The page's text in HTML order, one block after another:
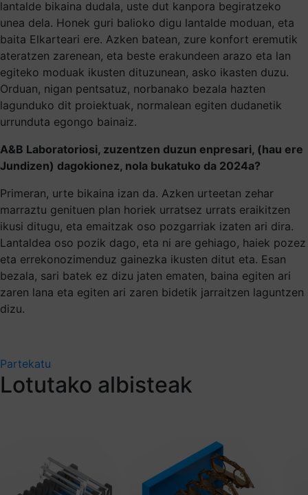
lantalde bikaina dudala, uste dut kanpora begiratzeko
unea dela. Honek guri balioko digu lantalde moduan, eta
baita Elkarteari ere. Azken batean, zure konfort eremutik
ateratzen zarenean, eta beste erakundeen arazo eta lan
egiteko moduak ikusten dituzunean, asko ikasten duzu.
Orduan, nigan pentsatuz, norbanako bezala hazten
lagunduko dit proiektuak, normalean egiten dudanetik
urrunduta egongo bainaiz.
A&B Laboratoriosi, zuzentzen duzun enpresari, (hau ere
Jundizen) dagokionez, nola bukatuko da 2024a?
Primeran, urte bikaina izan da. Azken urteetan zehar
marraztu genituen plan horiek urratsez urrats eraikitzen
ikusi ditugu, eta emaitzak oso pozgarriak izaten ari dira.
Lantaldea oso pozik dago, eta ni are gehiago, haiek pozez
eta errekonozimenduz gainezka ikusten ditut eta. Esan
bezala, sari batek ez dizu jaten ematen, baina egiten ari
zaren lana eta egiten ari zaren bidetik jarraitzen laguntzen
dizu.
Partekatu
Lotutako albisteak